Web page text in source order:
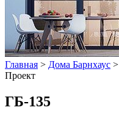
Главная > Дома Барнхаус >
Проект
ГБ-135